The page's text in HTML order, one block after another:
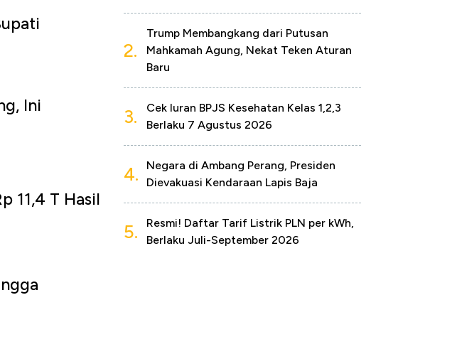
Ini
11,4 T Hasil
2.
Trump Membangkang dari Putusan
Mahkamah Agung, Nekat Teken Aturan
Baru
3.
Cek Iuran BPJS Kesehatan Kelas 1,2,3
Berlaku 7 Agustus 2026
4.
Negara di Ambang Perang, Presiden
Dievakuasi Kendaraan Lapis Baja
5.
Resmi! Daftar Tarif Listrik PLN per kWh,
Berlaku Juli-September 2026